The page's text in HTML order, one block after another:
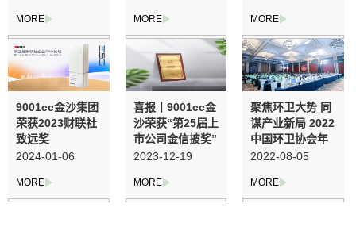
式创新案例
9001cc金沙集团
荣获2023财联社
致远奖
2024-01-06
喜报丨9001cc金
沙荣获“第25届上
市公司金信披奖”
2023-12-19
聚焦环卫大势 同
谋产业新局 2022
中国环卫协会年
会，，，，
开
2022-08-05